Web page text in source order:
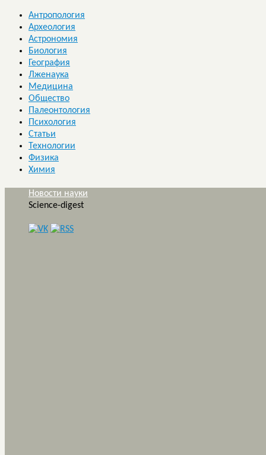
Антропология
Археология
Астрономия
Биология
География
Лженаука
Медицина
Общество
Палеонтология
Психология
Статьи
Технологии
Физика
Химия
Новости науки
Science-digest